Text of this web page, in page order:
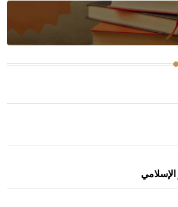
نوع من الفنون الهندسية التي ارتبطت